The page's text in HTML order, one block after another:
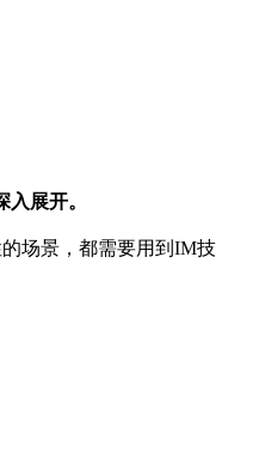
展开。
场景，都需要用到IM技